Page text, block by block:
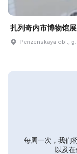
扎列奇内市博物馆
Penzenskaya obl.,
每周一次，我们
以及在